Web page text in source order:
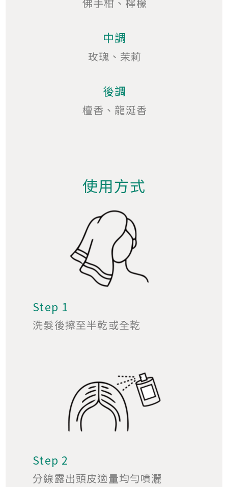
中調
玫瑰、茉莉
後調
檀香、龍涎香
使用方式
Step 1
洗髮後擦至半乾或全乾
Step 2
分線露出頭皮適量均勻噴灑